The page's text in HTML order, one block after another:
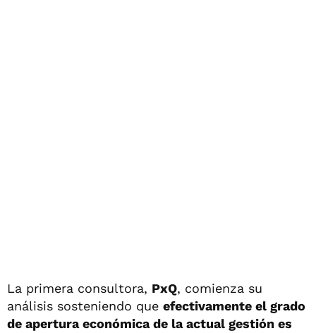
La primera consultora, PxQ, comienza su
análisis sosteniendo que efectivamente el grado
de apertura económica de la actual gestión es